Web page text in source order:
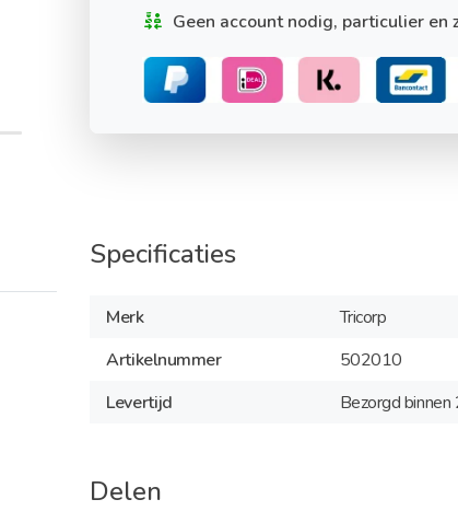
Geen account nodig, particulier en
Specificaties
Merk
Tricorp
Artikelnummer
502010
Levertijd
Bezorgd
Delen